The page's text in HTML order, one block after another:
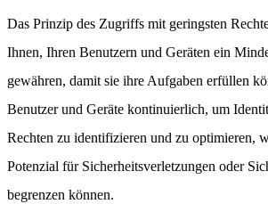
Das Prinzip des Zugriffs mit geringsten
Ihnen, Ihren Benutzern und Geräten ein
gewähren, damit sie ihre Aufgaben erfüllen
Benutzer und Geräte kontinuierlich, um
Rechten zu identifizieren und zu optimieren,
Potenzial für Sicherheitsverletzungen oder
begrenzen können.